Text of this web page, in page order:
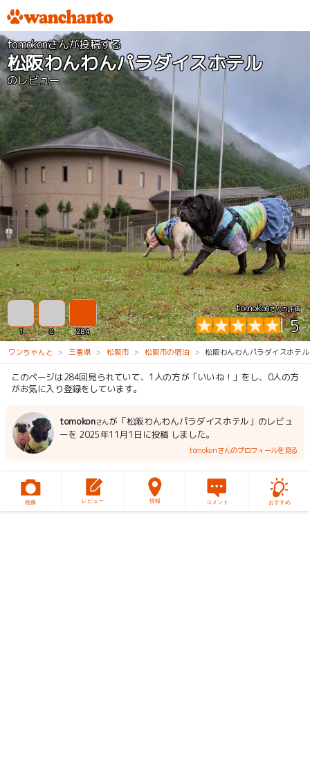
tomokonさんが投稿する
松阪わんわんパラダイスホテル
のレビュー
tomokonさんの評価
5
1 0 284
ワンちゃんと 三重県 松阪市 松阪市の宿泊 松阪わんわんパラダイスホテル
このページは284回見られていて、1人の方が「いいね！」をし、0人の方
がお気に入り登録をしています。
tomokonさんが「松阪わんわんパラダイスホテル」のレビュ
ーを 2025年11月1日に投稿 しました。
tomokonさんのプロフィールを見る
画像 レビュー 情報 コメント おすすめ